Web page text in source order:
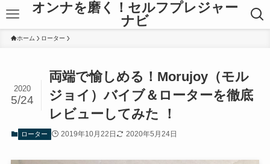
オンナを磨く！セルフプレジャー
ナビ
ホーム ローター
両端で愉しめる！Morujoy（モル
ジョイ）バイブ＆ローターを徹底
レビューしてみた ！
2020
5/24
ローター 2019年10月22日 2020年5月24日